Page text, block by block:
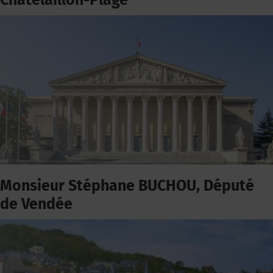
Monsieur Stéphane BUCHOU, Député
de Vendée